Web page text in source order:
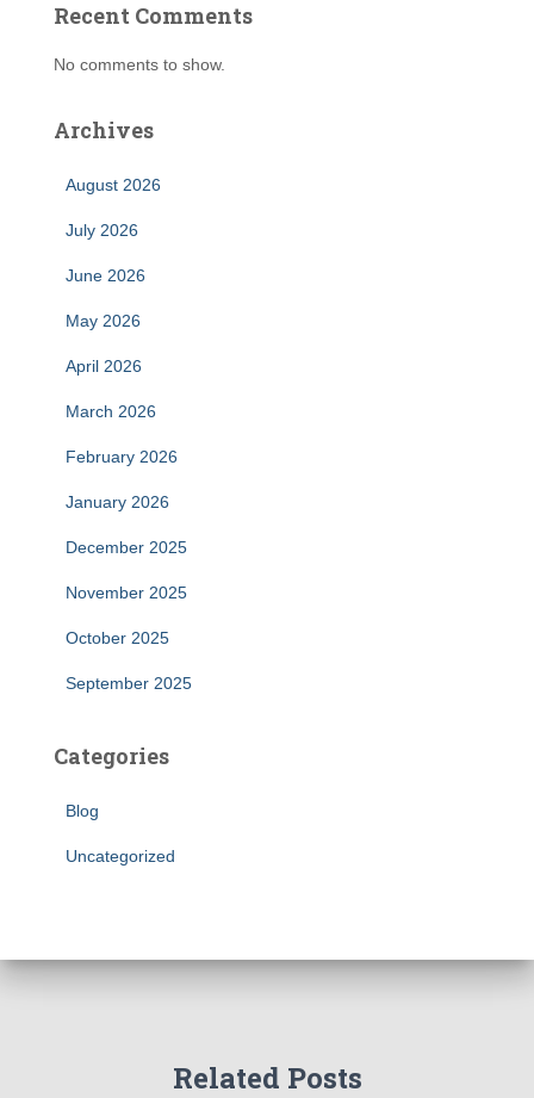
Recent Comments
No comments to show.
Archives
August 2026
July 2026
June 2026
May 2026
April 2026
March 2026
February 2026
January 2026
December 2025
November 2025
October 2025
September 2025
Categories
Blog
Uncategorized
Related Posts